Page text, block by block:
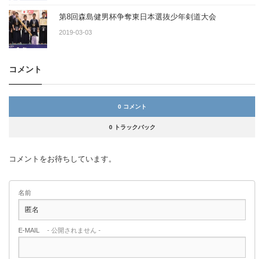
第8回森島健男杯争奪東日本選抜少年剣道大会
2019-03-03
コメント
0 コメント
0 トラックバック
コメントをお待ちしています。
名前
E-MAIL - 公開されません -